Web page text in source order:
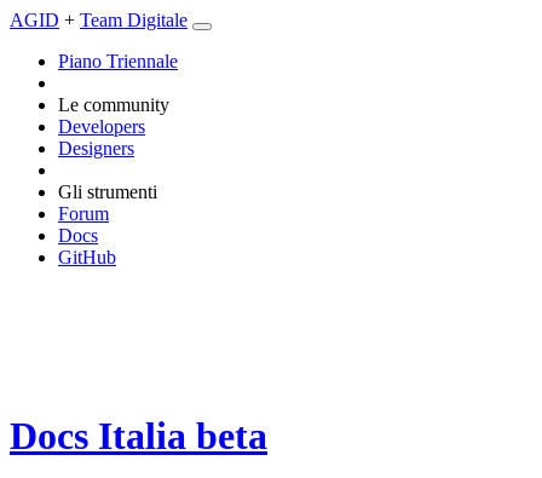
AGID + Team Digitale
Piano Triennale
Le community
Developers
Designers
Gli strumenti
Forum
Docs
GitHub
Docs Italia beta